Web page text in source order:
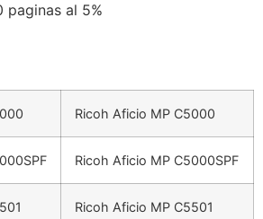
paginas al 5%
Ricoh Aficio MP C5000
Ricoh Aficio MP C5000SPF
Ricoh Aficio MP C5501